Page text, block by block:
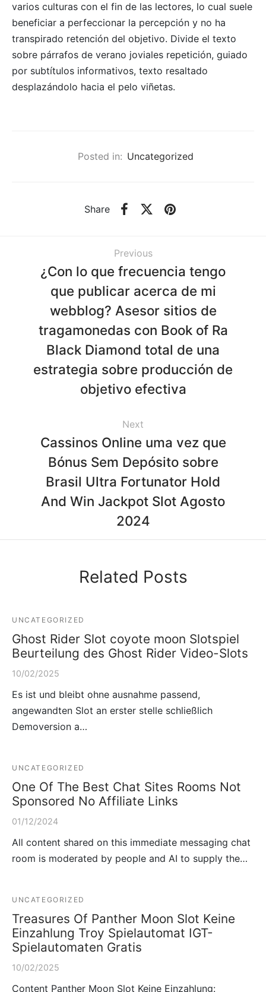
varios culturas con el fin de las lectores, lo cual suele
beneficiar a perfeccionar la percepción y no ha
transpirado retención del objetivo. Divide el texto
sobre párrafos de verano joviales repetición, guiado
por subtítulos informativos, texto resaltado
desplazándolo hacia el pelo viñetas.
Posted in: Uncategorized
Share
Previous
¿Con lo que frecuencia tengo
que publicar acerca de mi
webblog? Asesor sitios de
tragamonedas con Book of Ra
Black Diamond total de una
estrategia sobre producción de
objetivo efectiva
Next
Cassinos Online uma vez que
Bónus Sem Depósito sobre
Brasil Ultra Fortunator Hold
And Win Jackpot Slot Agosto
2024
Related Posts
UNCATEGORIZED
Ghost Rider Slot coyote moon Slotspiel
Beurteilung des Ghost Rider Video-Slots
10/02/2025
Es ist und bleibt ohne ausnahme passend,
angewandten Slot an erster stelle schließlich
Demoversion a…
UNCATEGORIZED
One Of The Best Chat Sites Rooms Not
Sponsored No Affiliate Links
01/12/2024
All content shared on this immediate messaging chat
room is moderated by people and AI to supply the…
UNCATEGORIZED
Treasures Of Panther Moon Slot Keine
Einzahlung Troy Spielautomat IGT-
Spielautomaten Gratis
10/02/2025
Content Panther Moon Slot Keine Einzahlung: